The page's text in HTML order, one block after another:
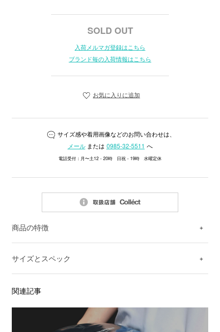
SOLD OUT
入荷メルマガ登録はこちら
ブランド毎の入荷情報はこちら
お気に入りに追加
サイズ感や着用画像などのお問い合わせは、
メールまたは 0985-32-5511 へ
電話受付：月〜土12 - 20時 日祝 - 19時 水曜定休
商品の特徴
サイズとスペック
関連記事